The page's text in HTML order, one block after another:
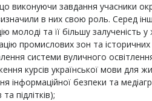
виконуючи завдання учасники
в них свою роль. Серед
молоді та її більшу залученість
промислових зон та історичних
системи вуличного
курсів української мови для
інформаційної безпеки та
підлітків);